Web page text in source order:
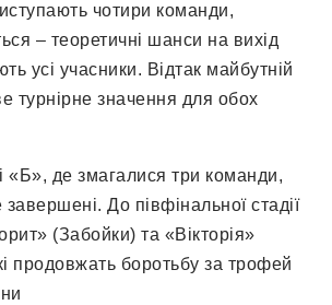
чотири команди,
– теоретичні шанси на вихід
усі учасники. Відтак майбутній
турнірне значення для обох
«Б», де змагалися три команди,
До півфінальної стадії
(Забойки) та «Вікторія»
продовжать боротьбу за трофей